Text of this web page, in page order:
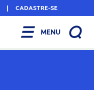
| CADASTRE-SE
MENU